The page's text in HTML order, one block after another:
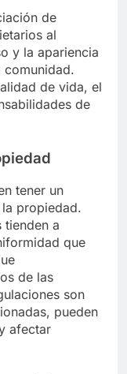
de
al
y la apariencia
comunidad.
de vida, el
de
tener un
propiedad.
tienden a
que
de las
son
pueden
afectar